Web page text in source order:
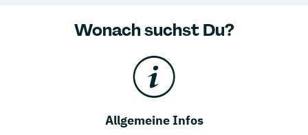
Wonach suchst Du?
Allgemeine Infos